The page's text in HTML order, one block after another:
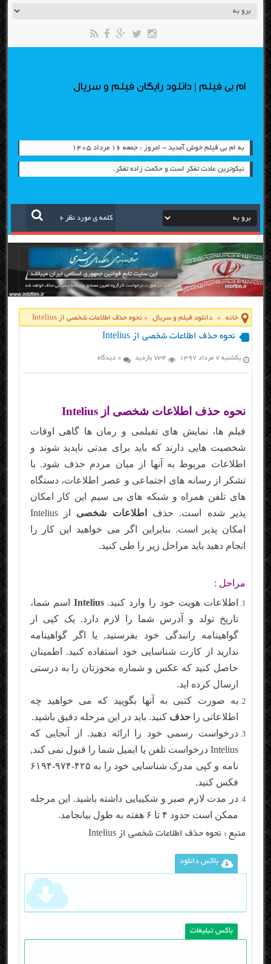
ام بی فیلم | دانلود رایگان فیلم و سریال
به ام بی فیلم خوش آمدید - امروز : جمعه ۱۶ مرداد ۱۴۰۵
نیکوترین عادت تفکر است و حکمت زاده تفکر.
خانه » دانلود فیلم و سریال »نحوه حذف اطلاعات شخصی از Intelius
نحوه حذف اطلاعات شخصی از Intelius
یکشنبه ۷ مرداد ۱۳۹۷ 734 بازدید 0 دیدگاه
نحوه حذف اطلاعات شخصی از Intelius
فیلم ها، نمایش های تفیلمی و رمان ها گاهی اوقات
شخصیت هایی دارند که باید برای مدتی ناپدید شوند و
اطلاعات مربوط به آنها از میان مردم حذف شود. با
تشکر از رسانه های اجتماعی و عصر اطلاعات، دستگاه
های تلفن همراه و شبکه های بی سیم این کار امکان
پذیر شده است. حذف اطلاعات شخصی
از Intelius
امکان پذیر است. بنابراین اگر می خواهید این کار را
انجام دهید باید مراحل زیر را طی کنید.
مراحل :
اطلاعات هویت خود را وارد کنید.Intelius اسم شما،
تاریخ تولد و آدرس شما را لازم دارد. یک کپی از
گواهینامه رانندگی خود بفرستید, یا اگر گواهینامه
ندارید از کارت شناسایی خود استفاده کنید. اطمینان
حاصل کنید که عکس و شماره مجوزتان را به درستی
ارسال کرده اید.
به صورت کتبی به آنها بگویید که می خواهید چه
اطلاعاتی راحذف کنید. باید در این مرحله دقیق باشید.
درخواست رسمی خود را ارائه دهید. از آنجایی که
Intelius درخواست تلفن یا ایمیل شما را قبول نمی کند,
نامه و کپی مدرک شناسایی خود را به ۴۲۵-۹۷۴-۶۱۹۴
فکس کنید.
در مدت لازم صبر و شکیبایی داشته باشید. این مرحله
ممکن است حدود ۴ تا ۶ هفته به طول بیانجامد.
منبع : نحوه حذف اطلاعات شخصی از Intelius
باکس دانلود
باکس تبلیغات